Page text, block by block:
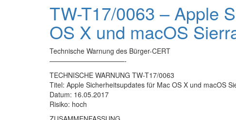
TW-T17/0063 – Apple
OS X und macOS
Technische Warnung des Bürger-CERT
———————————-
TECHNISCHE WARNUNG TW-T17/0063
Titel: Apple Sicherheitsupdates für Mac OS X und macOS
Datum: 16.05.2017
Risiko: hoch